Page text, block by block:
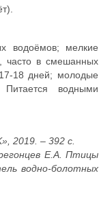
водоёмов; мелкие
часто в смешанных
18 дней; молодые
водными
2019. – 392 с.
Е.А. Птицы
водно-болотных